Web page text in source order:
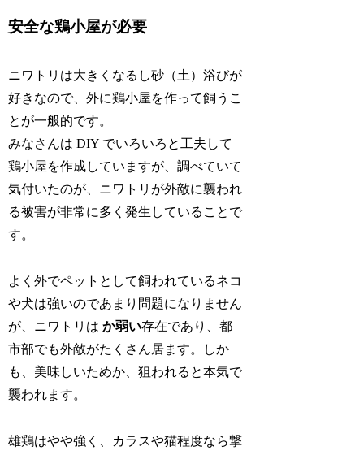
安全な鶏小屋が必要
ニワトリは大きくなるし砂（土）浴びが
好きなので、外に鶏小屋を作って飼うこ
とが一般的です。
みなさんは DIY でいろいろと工夫して
鶏小屋を作成していますが、調べていて
気付いたのが、ニワトリが外敵に襲われ
る被害が非常に多く発生している ことで
す。
よく外でペットとして飼われているネコ
や犬は強いのであまり問題になりません
が、ニワトリはか弱い存在であり、都
市部でも外敵がたくさん居ます。しか
も、美味しいためか、狙われると本気で
襲われます。
雄鶏はやや強く、カラスや猫程度なら撃